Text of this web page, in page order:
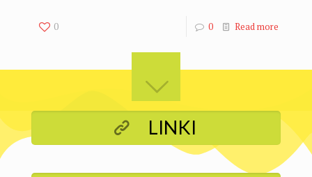
0 0 Read more
LINKI